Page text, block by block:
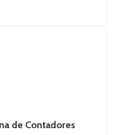
de Contadores